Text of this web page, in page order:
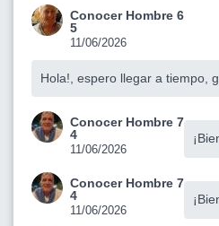
Conocer Hombre 6
5
11/06/2026
Hola!, espero llegar a tiempo,
Conocer Hombre 7
4
11/06/2026
Conocer Hombre 7
4
11/06/2026